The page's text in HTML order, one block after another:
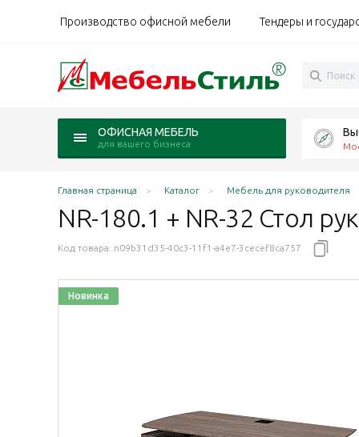
Производство офисной мебели Тендеры и
ОФИСНАЯ МЕБЕЛЬ
для вашего бизнеса
Главная страница Каталог Мебель для руководителя
NR-180.1 + NR-32 Стол
Код товара: n09b31d35-40c3-11f1-a4e7-3cecef8ca757
Новинка